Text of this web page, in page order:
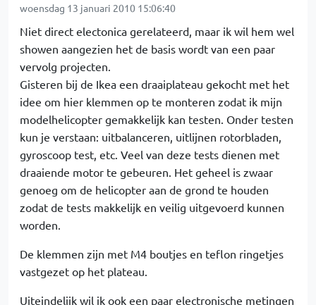
woensdag 13 januari 2010 15:06:40
Niet direct electonica gerelateerd, maar ik wil hem wel
showen aangezien het de basis wordt van een paar
vervolg projecten.
Gisteren bij de Ikea een draaiplateau gekocht met het
idee om hier klemmen op te monteren zodat ik mijn
modelhelicopter gemakkelijk kan testen. Onder testen
kun je verstaan: uitbalanceren, uitlijnen rotorbladen,
gyroscoop test, etc. Veel van deze tests dienen met
draaiende motor te gebeuren. Het geheel is zwaar
genoeg om de helicopter aan de grond te houden
zodat de tests makkelijk en veilig uitgevoerd kunnen
worden.
De klemmen zijn met M4 boutjes en teflon ringetjes
vastgezet op het plateau.
Uiteindelijk wil ik ook een paar electronische metingen